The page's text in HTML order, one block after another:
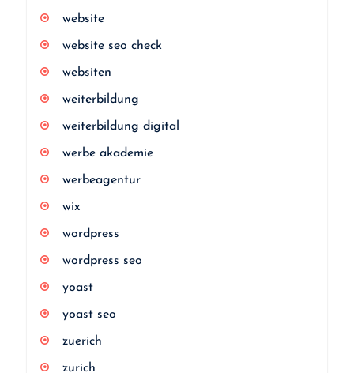
website
website seo check
websiten
weiterbildung
weiterbildung digital
werbe akademie
werbeagentur
wix
wordpress
wordpress seo
yoast
yoast seo
zuerich
zurich